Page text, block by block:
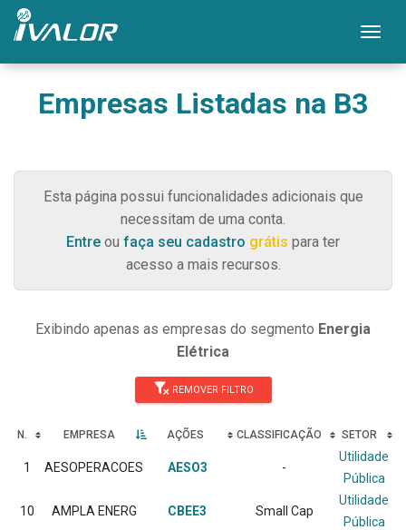
Empresas Listadas na B3
Esta página possui funcionalidades adicionais que
necessitam de uma conta.
Entre ou faça seu cadastro grátis para ter
acesso a mais recursos.
Exibindo apenas as empresas do segmento Energia
Elétrica
REMOVER FILTRO
N. EMPRESA AÇÕES CLASSIFICAÇÃO SETOR
1 AESOPERACOES AESO3 -
Utilidade
Pública
10 AMPLA ENERG CBEE3 Small Cap
Utilidade
Pública